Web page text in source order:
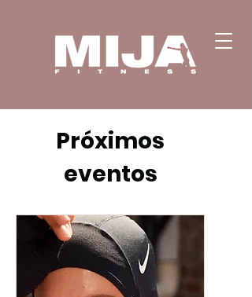
Próximos
eventos